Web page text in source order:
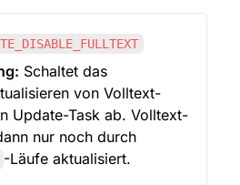
Schaltet das
von Volltext-
Update-Task ab. Volltext-
nur noch durch
-Läufe aktualisiert.